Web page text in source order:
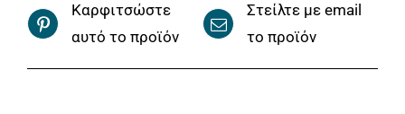
Καρφιτσώστε
αυτό το προϊόν
Στείλτε με email
το προϊόν